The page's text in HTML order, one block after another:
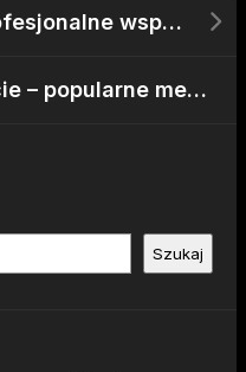
Doradca sieci Play – profesjonalne wsparcie dla firm
Zarabianie w internecie – popularne metody
Szukaj